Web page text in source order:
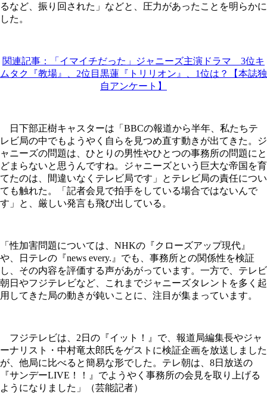
るなど、振り回された」などと、圧力があったことを明らかに
した。
関連記事：「イマイチだった」ジャニーズ主演ドラマ 3位キ
ムタク『教場』、2位目黒蓮『トリリオン』、1位は？【本誌独
自アンケート】
日下部正樹キャスターは「BBCの報道から半年、私たちテ
レビ局の中でもようやく自らを見つめ直す動きが出てきた。ジ
ャニーズの問題は、ひとりの男性やひとつの事務所の問題にと
どまらないと思うんですね。ジャニーズという巨大な帝国を育
てたのは、間違いなくテレビ局です」とテレビ局の責任につい
ても触れた。「記者会見で拍手をしている場合ではないんで
す」と、厳しい発言も飛び出している。
「性加害問題については、NHKの『クローズアップ現代』
や、日テレの『news every.』でも、事務所との関係性を検証
し、その内容を評価する声があがっています。一方で、テレビ
朝日やフジテレビなど、これまでジャニーズタレントを多く起
用してきた局の動きが鈍いことに、注目が集まっています。
フジテレビは、2日の『イット！』で、報道局編集長やジャ
ーナリスト・中村竜太郎氏をゲストに検証企画を放送しました
が、他局に比べると簡易な形でした。テレ朝は、8日放送の
『サンデーLIVE！！』でようやく事務所の会見を取り上げる
ようになりました」（芸能記者）